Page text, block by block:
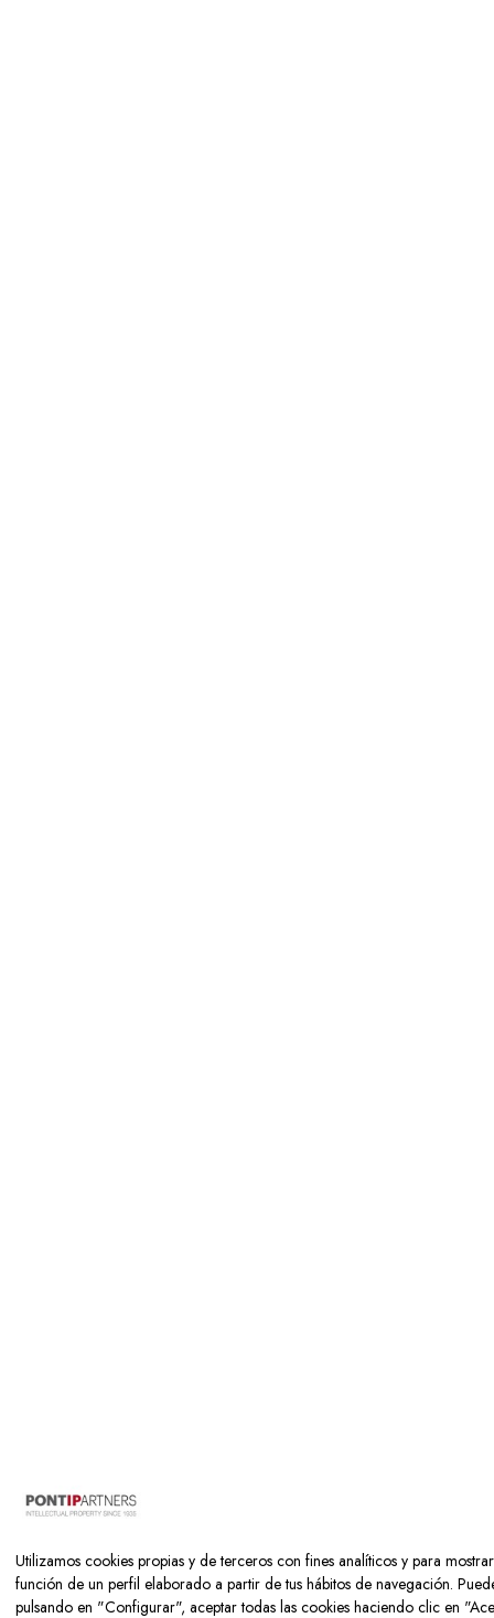
Utilizamos cookies propias y de terceros con fines analíticos y para
función de un perfil elaborado a partir de tus hábitos de navegación.
pulsando en "Configurar", aceptar todas las cookies haciendo clic en